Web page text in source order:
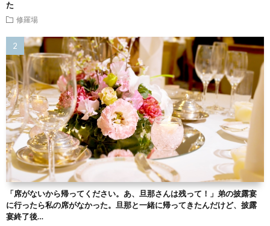
た
修羅場
「席がないから帰ってください。あ、旦那さんは残って！」弟の披露宴
に行ったら私の席がなかった。旦那と一緒に帰ってきたんだけど、披露
宴終了後…